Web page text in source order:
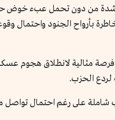
بشدة من دون تحمل عبء
بأرواح الجنود واحتمال
مثالية لانطلاق هجوم
لردع الحزب.
شاملة على رغم احتمال